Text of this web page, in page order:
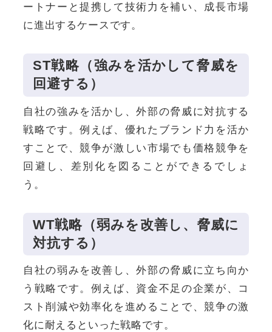
ートナーと提携して技術力を補い、成長市場
に進出するケースです。
ST戦略（強みを活かして脅威を
回避する）
自社の強みを活かし、外部の脅威に対抗する
戦略です。例えば、優れたブランド力を活か
すことで、競争が激しい市場でも価格競争を
回避し、差別化を図ることができるでしょ
う。
WT戦略（弱みを改善し、脅威に
対抗する）
自社の弱みを改善し、外部の脅威に立ち向か
う戦略です。例えば、資金不足の企業が、コ
スト削減や効率化を進めることで、競争の激
化に耐えるといった戦略です。